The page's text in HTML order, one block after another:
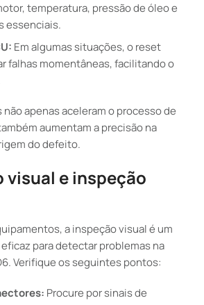
temperatura, pressão de óleo e
essenciais.
Em algumas situações, o reset
falhas momentâneas, facilitando o
apenas aceleram o processo de
aumentam a precisão na
do defeito.
visual e inspeção
a inspeção visual é um
para detectar problemas na
Verifique os seguintes pontos:
Procure por sinais de